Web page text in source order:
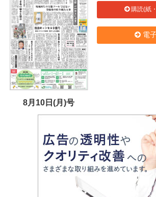
8月10日(月)号
購読(紙
電